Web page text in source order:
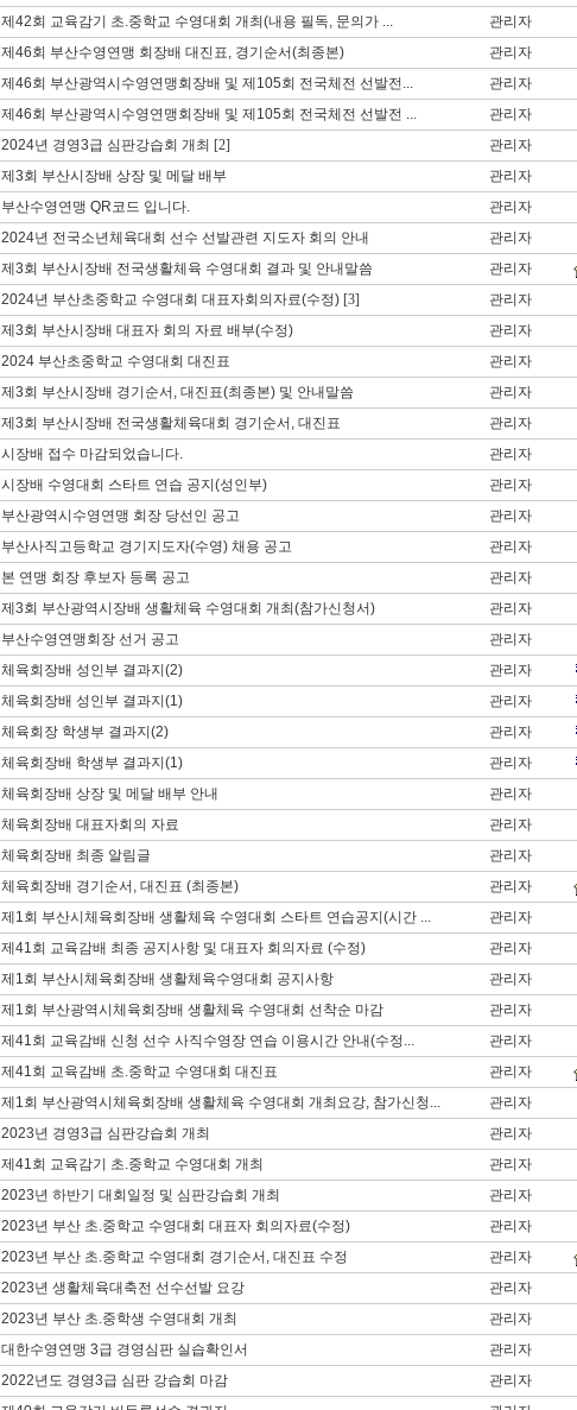
제42회 교육감기 초.중학교 수영대회 개최(내용 필독, 문의가 ... 관리자
제46회 부산수영연맹 회장배 대진표, 경기순서(최종본) 관리자
제46회 부산광역시수영연맹회장배 및 제105회 전국체전 선발전... 관리자
제46회 부산광역시수영연맹회장배 및 제105회 전국체전 선발전 ... 관리자
2024년 경영3급 심판강습회 개최 [2] 관리자
제3회 부산시장배 상장 및 메달 배부 관리자
부산수영연맹 QR코드 입니다. 관리자
2024년 전국소년체육대회 선수 선발관련 지도자 회의 안내 관리자
제3회 부산시장배 전국생활체육 수영대회 결과 및 안내말씀 관리자
2024년 부산초중학교 수영대회 대표자회의자료(수정)[3] 관리자
제3회 부산시장배 대표자 회의 자료 배부(수정) 관리자
2024 부산초중학교 수영대회 대진표 관리자
제3회 부산시장배 경기순서, 대진표(최종본) 및 안내말씀 관리자
제3회 부산시장배 전국생활체육대회 경기순서, 대진표 관리자
시장배 접수 마감되었습니다. 관리자
시장배 수영대회 스타트 연습 공지(성인부) 관리자
부산광역시수영연맹 회장 당선인 공고 관리자
부산사직고등학교 경기지도자(수영) 채용 공고 관리자
본 연맹 회장 후보자 등록 공고 관리자
제3회 부산광역시장배 생활체육 수영대회 개최(참가신청서) 관리자
부산수영연맹회장 선거 공고 관리자
체육회장배 성인부 결과지(2) 관리자
체육회장배 성인부 결과지(1) 관리자
체육회장 학생부 결과지(2) 관리자
체육회장배 학생부 결과지(1) 관리자
체육회장배 상장 및 메달 배부 안내 관리자
체육회장배 대표자회의 자료 관리자
체육회장배 최종 알림글 관리자
체육회장배 경기순서, 대진표 (최종본) 관리자
제1회 부산시체육회장배 생활체육 수영대회 스타트 연습공지(시간 ... 관리자
제41회 교육감배 최종 공지사항 및 대표자 회의자료 (수정) 관리자
제1회 부산시체육회장배 생활체육수영대회 공지사항 관리자
제1회 부산광역시체육회장배 생활체육 수영대회 선착순 마감 관리자
제41회 교육감배 신청 선수 사직수영장 연습 이용시간 안내(수정... 관리자
제41회 교육감배 초.중학교 수영대회 대진표 관리자
제1회 부산광역시체육회장배 생활체육 수영대회 개최요강, 참가신청... 관리자
2023년 경영3급 심판강습회 개최 관리자
제41회 교육감기 초.중학교 수영대회 개최 관리자
2023년 하반기 대회일정 및 심판강습회 개최 관리자
2023년 부산 초.중학교 수영대회 대표자 회의자료(수정) 관리자
2023년 부산 초.중학교 수영대회 경기순서, 대진표 수정 관리자
2023년 생활체육대축전 선수선발 요강 관리자
2023년 부산 초.중학생 수영대회 개최 관리자
대한수영연맹 3급 경영심판 실습확인서 관리자
2022년도 경영3급 심판 강습회 마감 관리자